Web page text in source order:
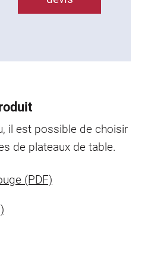
il est possible de choisir
de pla­teaux de table.
(PDF)